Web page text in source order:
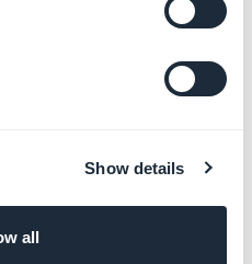
Show details
all
back